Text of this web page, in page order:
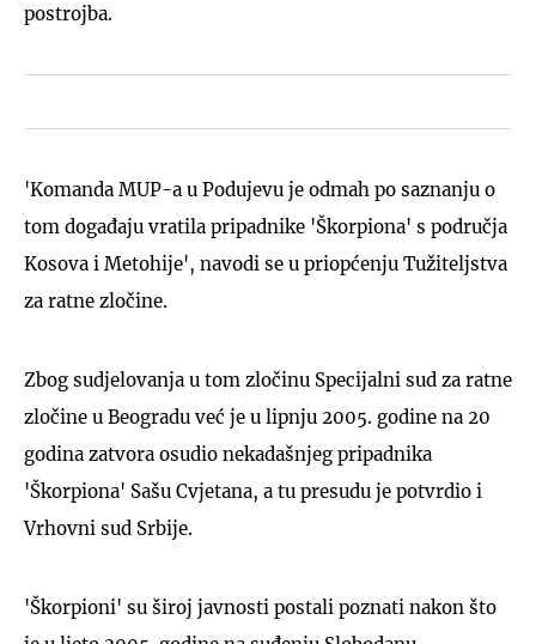
postrojba.
'Komanda MUP-a u Podujevu je odmah po saznanju o
tom događaju vratila pripadnike 'Škorpiona' s područja
Kosova i Metohije', navodi se u priopćenju Tužiteljstva
za ratne zločine.
Zbog sudjelovanja u tom zločinu Specijalni sud za ratne
zločine u Beogradu već je u lipnju 2005. godine na 20
godina zatvora osudio nekadašnjeg pripadnika
'Škorpiona' Sašu Cvjetana, a tu presudu je potvrdio i
Vrhovni sud Srbije.
'Škorpioni' su široj javnosti postali poznati nakon što